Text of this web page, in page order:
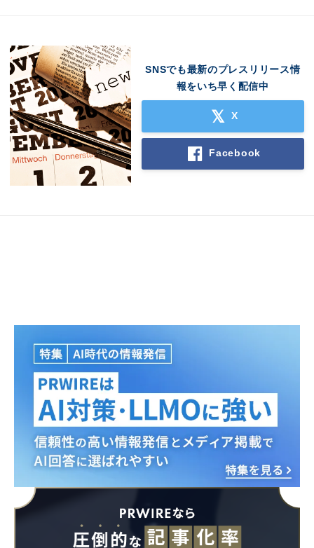
SNSでも最新のプレスリリース情
報をいち早く配信中
X
Facebook